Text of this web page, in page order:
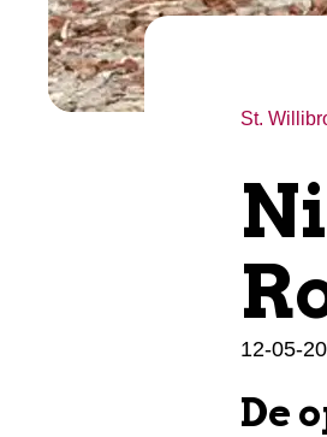
St.
12-05-
De